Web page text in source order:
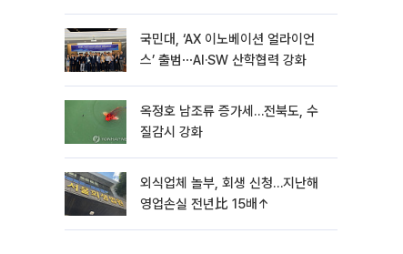
국민대, ‘AX 이노베이션 얼라이언
스’ 출범⋯AI·SW 산학협력 강화
옥정호 남조류 증가세…전북도, 수
질감시 강화
외식업체 놀부, 회생 신청…지난해
영업손실 전년比 15배↑